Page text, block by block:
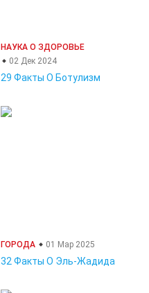
НАУКА О ЗДОРОВЬЕ
02 Дек 2024
29 Факты О Ботулизм
ГОРОДА 01 Мар 2025
32 Факты О Эль-Жадида